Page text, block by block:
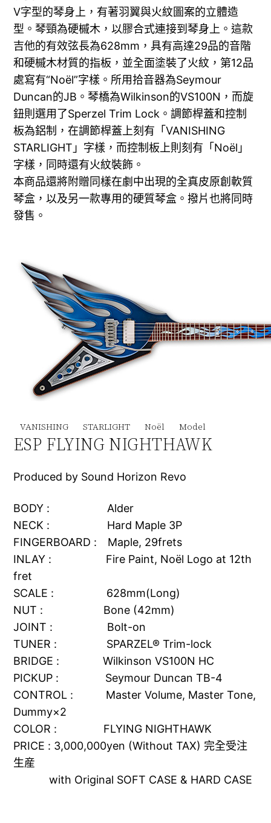
V字型的琴身上，有著羽翼與火紋圖案的立體造
型。琴頸為硬槭木，以膠合式連接到琴身上。這款
吉他的有效弦長為628mm，具有高達29品的音階
和硬槭木材質的指板，並全面塗裝了火紋，第12品
處寫有“Noël”字樣。所用拾音器為Seymour
Duncan的JB。琴橋為Wilkinson的VS100N，而旋
鈕則選用了Sperzel Trim Lock。調節桿蓋和控制
板為鋁制，在調節桿蓋上刻有「VANISHING
STARLIGHT」字樣，而控制板上則刻有「Noël」
字樣，同時還有火紋裝飾。
本商品還將附贈同樣在劇中出現的全真皮原創軟質
琴盒，以及另一款專用的硬質琴盒。撥片也將同時
發售。
ESP FLYING NIGHTHAWK
VANISHING STARLIGHT Noël Model
Produced by Sound Horizon Revo
BODY : Alder
NECK : Hard Maple 3P
FINGERBOARD : Maple, 29frets
INLAY : Fire Paint, Noël Logo at 12th
fret
SCALE : 628mm(Long)
NUT : Bone (42mm)
JOINT : Bolt-on
TUNER : SPARZEL® Trim-lock
BRIDGE : Wilkinson VS100N HC
PICKUP : Seymour Duncan TB-4
CONTROL : Master Volume, Master Tone,
Dummy×2
COLOR : FLYING NIGHTHAWK
PRICE : 3,000,000yen (Without TAX) 完全受注
生産
with Original SOFT CASE & HARD CASE